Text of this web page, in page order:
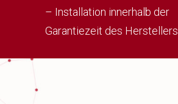
– Installation innerhalb der
Garantiezeit des Herstellers